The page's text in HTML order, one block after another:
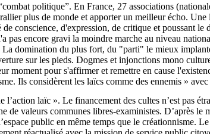
politique”. En France, 27 associations
plus de monde et apporter un meilleur écho.
conscience, d'expression, de critique et poussant le
pas encore gravi la moindre marche au niveau
domination du plus fort, du "parti" le mieux
sur les pieds. Dogmes et injonctions mono
moment pour s'affirmer et remettre en cause
Ils considèrent les laïcs comme des ennemis »
laïc ». Le financement des cultes n’est pas
de valeurs communes libres-exaministes. D’après le
public en même temps que le créationnisme.